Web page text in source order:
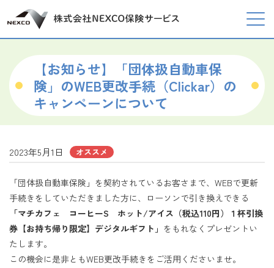
【お知らせ】「団体扱自動車保
険」のWEB更改手続（Clickar）の
キャンペーンについて
2023年5月1日 オススメ
「団体扱自動車保険」を契約されているお客さまで、WEBで更新
手続きをしていただきました方に、ローソンで引き換えできる
「マチカフェ コーヒーS ホット/アイス（税込110円）１杯引換
券【お持ち帰り限定】デジタルギフト」 をもれなくプレゼントい
たします。
この機会に是非ともWEB更改手続きをご活用くださいませ。